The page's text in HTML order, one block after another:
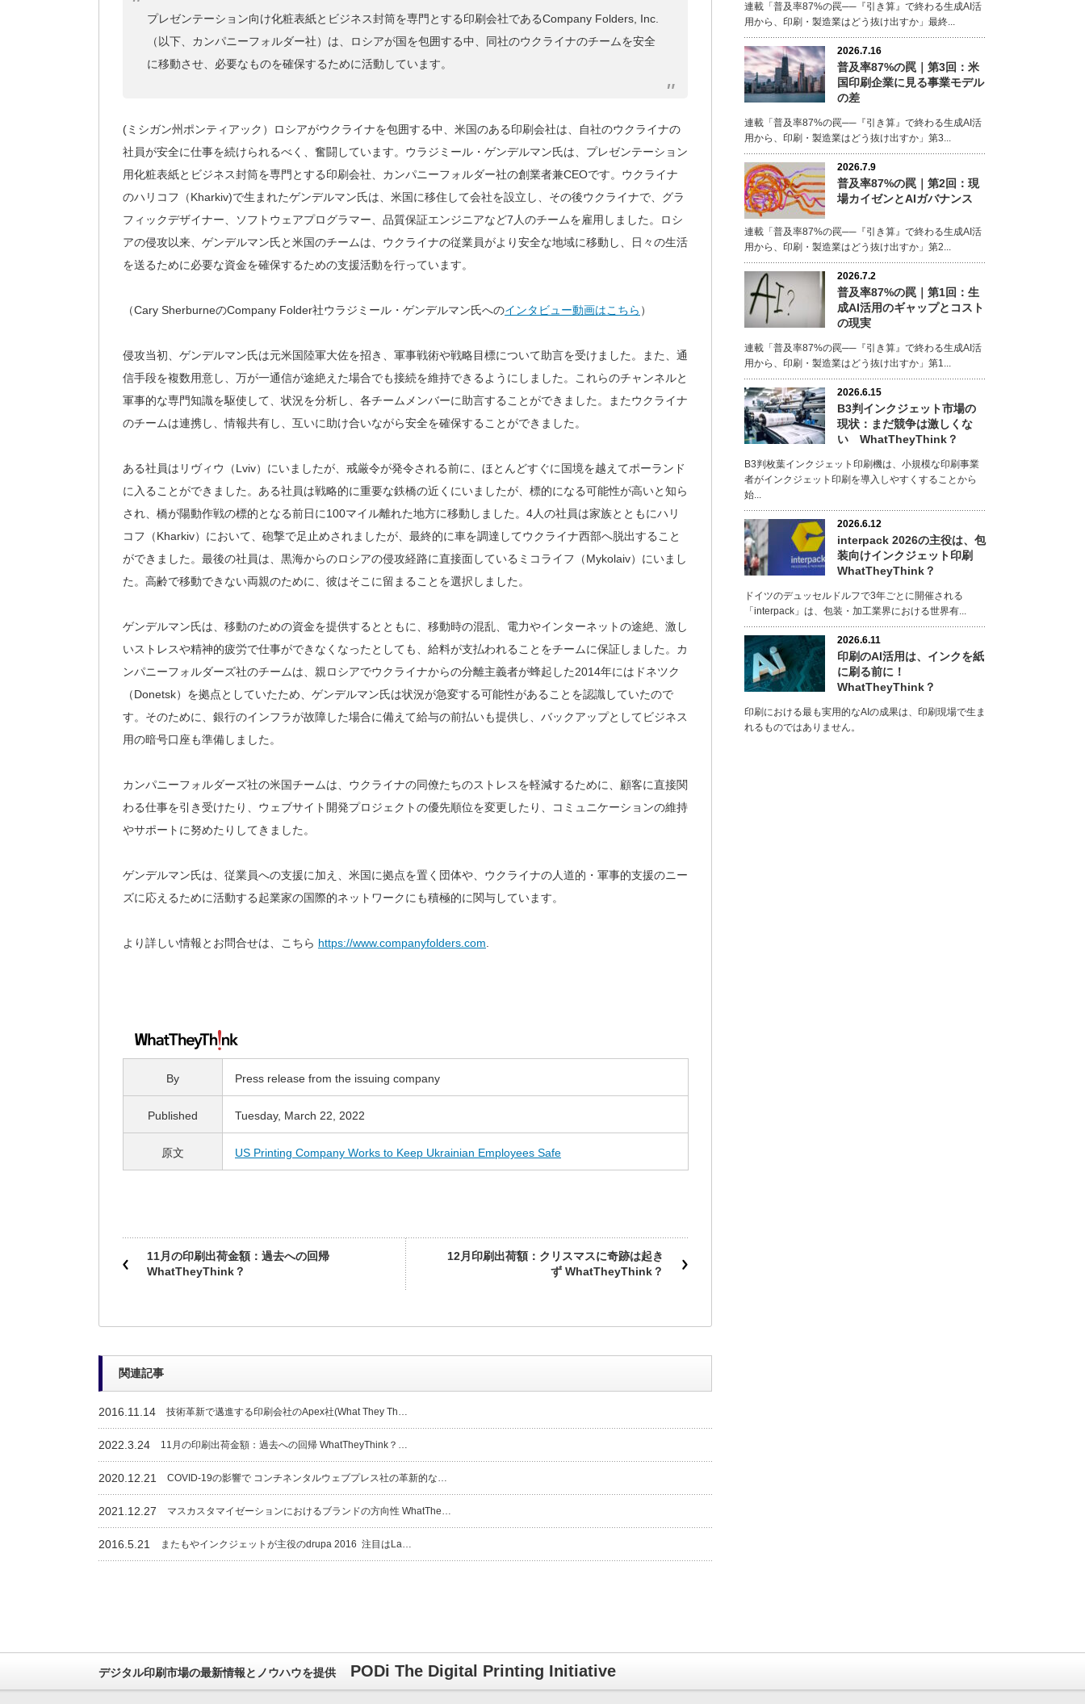
プレゼンテーション向け化粧表紙とビジネス封筒を専門とする印刷会社であるCompany Folders, Inc.
（以下、カンパニーフォルダー社）は、ロシアが国を包囲する中、同社のウクライナのチームを安全
に移動させ、必要なものを確保するために活動しています。
(ミシガン州ポンティアック）ロシアがウクライナを包囲する中、米国のある印刷会社は、自社のウクライナの
社員が安全に仕事を続けられるべく、奮闘しています。ウラジミール・ゲンデルマン氏は、プレゼンテーション
用化粧表紙とビジネス封筒を専門とする印刷会社、カンパニーフォルダー社の創業者兼CEOです。ウクライナ
のハリコフ（Kharkiv)で生まれたゲンデルマン氏は、米国に移住して会社を設立し、その後ウクライナで、グラ
フィックデザイナー、ソフトウェアプログラマー、品質保証エンジニアなど7人のチームを雇用しました。ロシ
アの侵攻以来、ゲンデルマン氏と米国のチームは、ウクライナの従業員がより安全な地域に移動し、日々の生活
を送るために必要な資金を確保するための支援活動を行っています。
（Cary SherburneのCompany Folder社ウラジミール・ゲンデルマン氏へのインタビュー動画はこちら ）
侵攻当初、ゲンデルマン氏は元米国陸軍大佐を招き、軍事戦術や戦略目標について助言を受けました。また、通
信手段を複数用意し、万が一通信が途絶えた場合でも接続を維持できるようにしました。これらのチャンネルと
軍事的な専門知識を駆使して、状況を分析し、各チームメンバーに助言することができました。またウクライナ
のチームは連携し、情報共有し、互いに助け合いながら安全を確保することができました。
ある社員はリヴィウ（Lviv）にいましたが、戒厳令が発令される前に、ほとんどすぐに国境を越えてポーランド
に入ることができました。ある社員は戦略的に重要な鉄橋の近くにいましたが、標的になる可能性が高いと知ら
され、橋が陽動作戦の標的となる前日に100マイル離れた地方に移動しました。4人の社員は家族とともにハリ
コフ（Kharkiv）において、砲撃で足止めされましたが、最終的に車を調達してウクライナ西部へ脱出すること
ができました。最後の社員は、黒海からのロシアの侵攻経路に直接面しているミコライフ（Mykolaiv）にいまし
た。高齢で移動できない両親のために、彼はそこに留まることを選択しました。
ゲンデルマン氏は、移動のための資金を提供するとともに、移動時の混乱、電力やインターネットの途絶、激し
いストレスや精神的疲労で仕事ができなくなったとしても、給料が支払われることをチームに保証しました。カ
ンパニーフォルダーズ社のチームは、親ロシアでウクライナからの分離主義者が蜂起した2014年にはドネツク
（Donetsk）を拠点としていたため、ゲンデルマン氏は状況が急変する可能性があることを認識していたので
す。そのために、銀行のインフラが故障した場合に備えて給与の前払いも提供し、バックアップとしてビジネス
用の暗号口座も準備しました。
カンパニーフォルダーズ社の米国チームは、ウクライナの同僚たちのストレスを軽減するために、顧客に直接関
わる仕事を引き受けたり、ウェブサイト開発プロジェクトの優先順位を変更したり、コミュニケーションの維持
やサポートに努めたりしてきました。
ゲンデルマン氏は、従業員への支援に加え、米国に拠点を置く団体や、ウクライナの人道的・軍事的支援のニー
ズに応えるために活動する起業家の国際的ネットワークにも積極的に関与しています。
より詳しい情報とお問合せは、こちら https://www.companyfolders.com
By Press release from the issuing company
Published Tuesday, March 22, 2022
原文 US Printing Company Works to Keep Ukrainian Employees Safe
11月の印刷出荷金額：過去への回帰
WhatTheyThink？
12月印刷出荷額：クリスマスに奇跡は起き
ず WhatTheyThink？
関連記事
2016.11.14 技術革新で邁進する印刷会社のApex社(What They Th…
2022.3.24 11月の印刷出荷金額：過去への回帰 WhatTheyThink？…
2020.12.21 COVID-19の影響で コンチネンタルウェブプレス社の革新的な…
2021.12.27 マスカスタマイゼーションにおけるブランドの方向性 WhatThe…
2016.5.21 またもやインクジェットが主役のdrupa 2016 注目はLa…
連載「普及率87%の罠──『引き算』で終わる生成AI活
用から、印刷・製造業はどう抜け出すか」最終...
2026.7.16
普及率87%の罠｜第3回：米
国印刷企業に見る事業モデル
の差
連載「普及率87%の罠──『引き算』で終わる生成AI活
用から、印刷・製造業はどう抜け出すか」第3...
2026.7.9
普及率87%の罠｜第2回：現
場カイゼンとAIガバナンス
連載「普及率87%の罠──『引き算』で終わる生成AI活
用から、印刷・製造業はどう抜け出すか」第2...
2026.7.2
普及率87%の罠｜第1回：生
成AI活用のギャップとコスト
の現実
連載「普及率87%の罠──『引き算』で終わる生成AI活
用から、印刷・製造業はどう抜け出すか」第1...
2026.6.15
B3判インクジェット市場の
現状：まだ競争は激しくな
い WhatTheyThink？
B3判枚葉インクジェット印刷機は、小規模な印刷事業
者がインクジェット印刷を導入しやすくすることから
始...
2026.6.12
interpack 2026の主役は、包
装向けインクジェット印刷
WhatTheyThink？
ドイツのデュッセルドルフで3年ごとに開催される
「interpack」は、包装・加工業界における世界有...
2026.6.11
印刷のAI活用は、インクを紙
に刷る前に！
WhatTheyThink？
印刷における最も実用的なAIの成果は、印刷現場で生ま
れるものではありません。
デジタル印刷市場の最新情報とノウハウを提供 PODi The Digital Printing Initiative